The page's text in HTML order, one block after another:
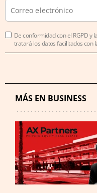
De conformidad con el RGPD y
tratará los datos facilitados con
MÁS EN BUSINESS